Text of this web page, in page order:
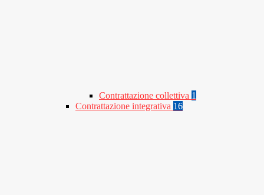
Contrattazione collettiva 1
Contrattazione integrativa 16